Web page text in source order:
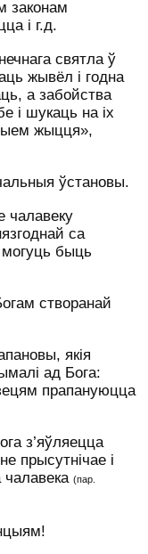
законам
і г.д.
святла ў
жывёл і годна
а забойства
і шукаць на іх
жыцця»,
ўстановы.
чалавеку
са
могуць быць
створанай
якія
ад Бога:
прапануюцца
з’яўляецца
прысутнічае і
чалавека (пар.